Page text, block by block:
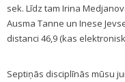
sek. Līdz tam Irina
Ausma Tanne un Inese
distanci 46,9 (kas
Septiņās disciplīnās mūsu